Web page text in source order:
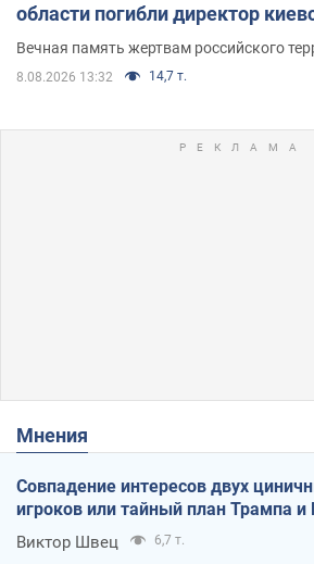
области погибли директор
муж и внук
Вечная память жертвам российского
8.08.2026 13:32 14,7 т.
Мнения
Совпадение интересов двух
игроков или тайный план Трампа и
Виктор Швец 6,7 т.